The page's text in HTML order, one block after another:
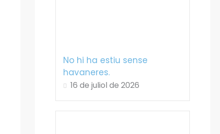
No hi ha estiu sense
havaneres.
16 de juliol de 2026